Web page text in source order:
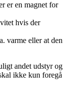
er en magnet for
hvis der
varme eller at den
andet udstyr og
ikke kun foregå